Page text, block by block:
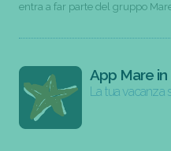
entra a far parte del gruppo
App Mare in
La tua